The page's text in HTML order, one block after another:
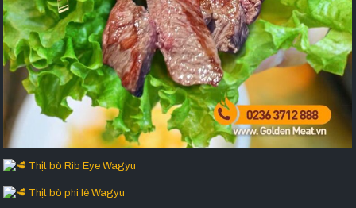
Thịt bò Rib Eye Wagyu
Thịt bò phi lê Wagyu